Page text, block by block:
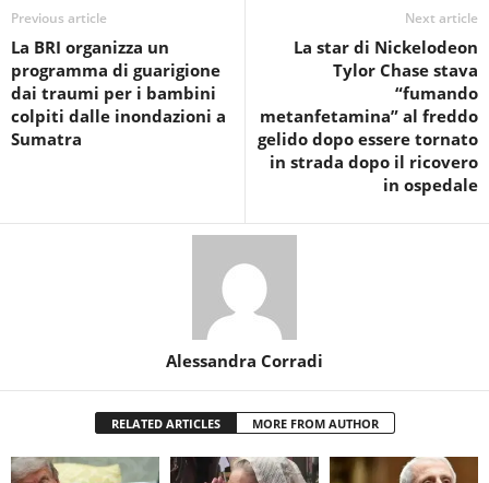
Previous article
La BRI organizza un
programma di guarigione
dai traumi per i bambini
colpiti dalle inondazioni a
Sumatra
Next article
La star di Nickelodeon
Tylor Chase stava
“fumando
metanfetamina” al freddo
gelido dopo essere tornato
in strada dopo il ricovero
in ospedale
Alessandra Corradi
RELATED ARTICLES MORE FROM AUTHOR